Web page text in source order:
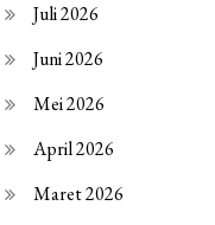
Juli 2026
Juni 2026
Mei 2026
April 2026
Maret 2026